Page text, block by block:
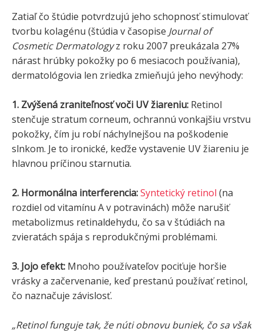
Zatiaľ čo štúdie potvrdzujú jeho schopnosť stimulovať
tvorbu kolagénu (štúdia v časopise Journal of
Cosmetic Dermatologyz roku 2007 preukázala 27%
nárast hrúbky pokožky po 6 mesiacoch používania),
dermatológovia len zriedka zmieňujú jeho nevýhody:
1. Zvýšená zraniteľnosť voči UV žiareniu: Retinol
stenčuje stratum corneum, ochrannú vonkajšiu vrstvu
pokožky, čím ju robí náchylnejšou na poškodenie
slnkom. Je to ironické, keďže vystavenie UV žiareniu je
hlavnou príčinou starnutia.
2. Hormonálna interferencia:Syntetický retinol (na
rozdiel od vitamínu A v potravinách) môže narušiť
metabolizmus retinaldehydu, čo sa v štúdiách na
zvieratách spája s reprodukčnými problémami.
3. Jojo efekt: Mnoho používateľov pociťuje horšie
vrásky a začervenanie, keď prestanú používať retinol,
čo naznačuje závislosť.
„Retinol funguje tak, že núti obnovu buniek, čo sa však